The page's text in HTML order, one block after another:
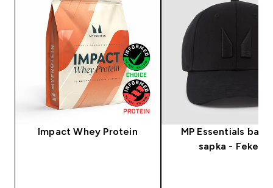
Impact Whey Protein
MP Essentials
sapka - Fekete